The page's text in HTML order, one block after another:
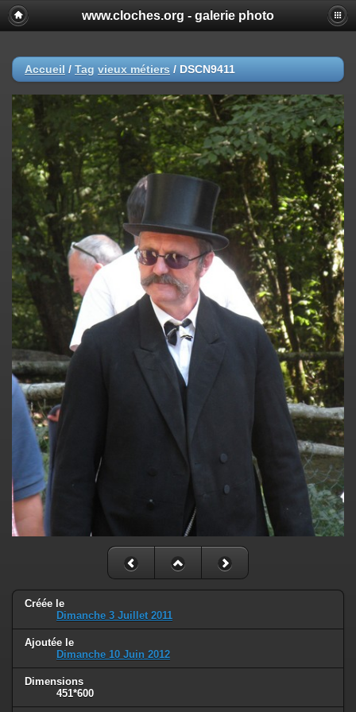
www.cloches.org - galerie photo
Accueil / Tag vieux métiers / DSCN9411
Créée le
Dimanche 3 Juillet 2011
Ajoutée le
Dimanche 10 Juin 2012
Dimensions
451*600